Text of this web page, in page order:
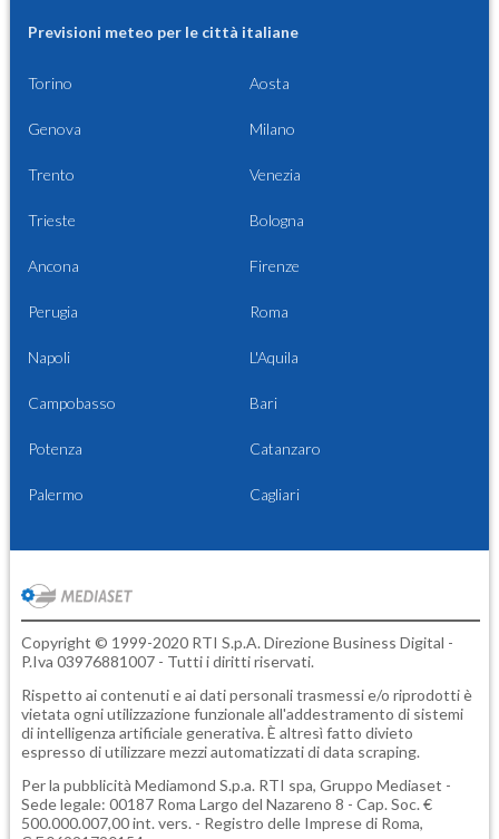
Previsioni meteo per le città italiane
Torino Aosta
Genova Milano
Trento Venezia
Trieste Bologna
Ancona Firenze
Perugia Roma
Napoli L'Aquila
Campobasso Bari
Potenza Catanzaro
Palermo Cagliari
Copyright © 1999-2020 RTI S.p.A. Direzione Business Digital -
P.Iva 03976881007 - Tutti i diritti riservati.
Rispetto ai contenuti e ai dati personali trasmessi e/o riprodotti è
vietata ogni utilizzazione funzionale all'addestramento di sistemi
di intelligenza artificiale generativa. È altresì fatto divieto
espresso di utilizzare mezzi automatizzati di data scraping.
Per la pubblicità Mediamond S.p.a. RTI spa, Gruppo Mediaset -
Sede legale: 00187 Roma Largo del Nazareno 8 - Cap. Soc. €
500.000.007,00 int. vers. - Registro delle Imprese di Roma,